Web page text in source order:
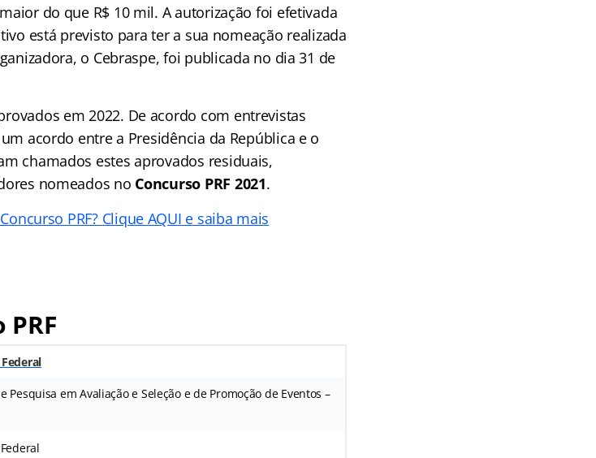
do que R$ 10 mil. A autorização foi efetivada
está previsto para ter a sua nomeação realizada
o Cebraspe, foi publicada no dia 31 de
em 2022. De acordo com entrevistas
acordo entre a Presidência da República e o
chamados estes aprovados residuais,
nomeados no Concurso PRF 2021.
PRF? Clique AQUI e saiba mais
Pesquisa em Avaliação e Seleção e de Promoção de Eventos –